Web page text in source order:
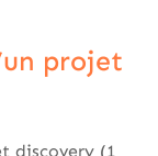
projet
discovery (1